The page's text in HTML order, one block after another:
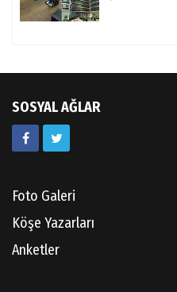
SOSYAL AĞLAR
Foto Galeri
Köşe Yazarları
Anketler